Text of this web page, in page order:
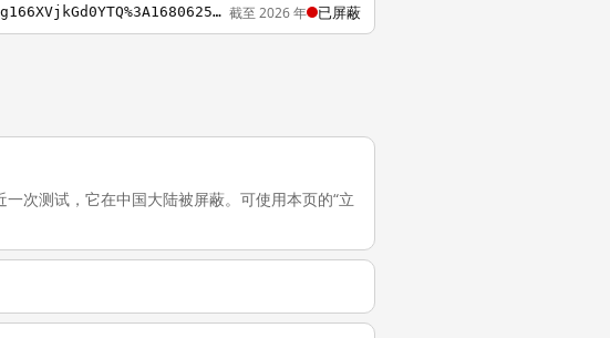
https://www.google.it/search?q=flightradar24&sxsrf=APwXEdcgzkZHUxkshDqSg166XVjkGd0YTQ%3A1680625773516&source=hp&ei=bVAsZLvhHL2Xxc8PiciM8Ac&oq=Fli&gs_lcp=ChFtb2JpbGUtZ3dzLXdpei1ocBABGAAyBAgjECcyEQguEIAEELEDEIMBEMcBENEDMgcIABCKBRBDMg0ILhCKBRDHARDRAxBDMhEILh 截至 2026 年 已屏蔽
次测试，它在中国大陆被屏蔽。可使用本页的“立